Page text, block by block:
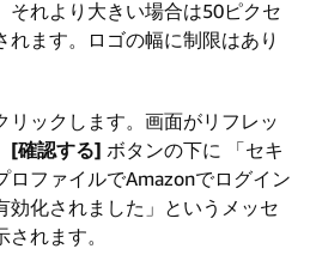
それより大きい場合は50ピクセ
れます。ロゴの幅に制限はあり
リックします。画面がリフレッ
[確認する] ボタンの下に 「セキ
ロファイルでAmazonでログイン
効化されました」というメッセ
れます。